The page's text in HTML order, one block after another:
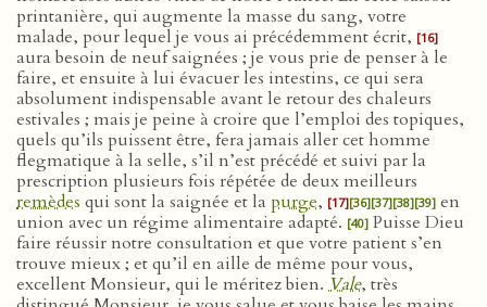
printanière, qui augmente la masse du sang, votre
malade, pour lequel je vous ai précédemment écrit, [16]
aura besoin de neuf saignées ; je vous prie de penser à le
faire, et ensuite à lui évacuer les intestins, ce qui sera
absolument indispensable avant le retour des chaleurs
estivales ; mais je peine à croire que l’emploi des topiques,
quels qu’ils puissent être, fera jamais aller cet homme
flegmatique à la selle, s’il n’est précédé et suivi par la
prescription plusieurs fois répétée de deux meilleurs
remèdes qui sont la saignée et la purge, [17][36][37][38][39] en
union avec un régime alimentaire adapté. [40] Puisse Dieu
faire réussir notre consultation et que votre patient s’en
trouve mieux ; et qu’il en aille de même pour vous,
excellent Monsieur, qui le méritez bien. Vale, très